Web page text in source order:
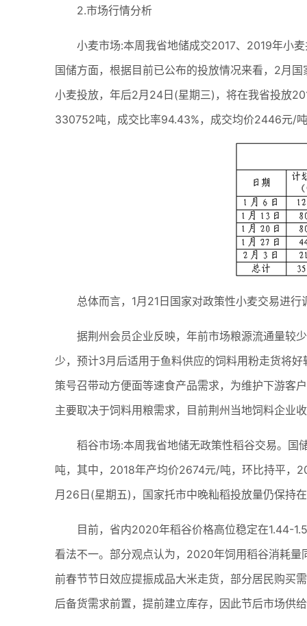
2.市场行情分析
小麦市场:本周我省地储成交2017、2019年小
国储方面，根据目前已公布的投放情况来看，2月
小麦投放，年后2月24日(星期三)，将在我省投放
330752吨，成交比率94.43%，成交均价2446元/
总体而言，1月21日国家对政策性小麦交易进
据荆州会员企业反映，年前市场粮源流通量较
少，预计3月后适用于鱼料供应的饲料用粉走货将
策号召带动方便面等速食产品需求，为维护下游客
主要取决于饲料用粮需求，目前荆州当地饲料企业
稻谷市场:本周我省地储无政策性稻谷交易。
吨，其中，2018年产均价2674元/吨，环比持平
月26日(星期五)，国家托市中晚籼稻投放量仍保持
目前，省内2020年稻谷价格高位稳定在1.44-
看法不一。部分观点认为，2020年饲用稻谷消耗
前春节节日效应提振成品大米走货，部分居民购买
后备货需求前置，提前建立库存，因此节后市场供